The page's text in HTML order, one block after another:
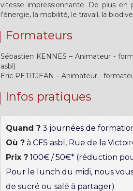
vitesse impressionnante. De plus en
l’énergie, la mobilité, le travail, la
Formateurs
Sébastien KENNES – Animateur -
asbl)
Eric PETITJEAN – Animateur -
Infos pratiques
Quand ? 3 journées de
Où ? à CFS asbl, Rue de la
Prix ? 100€ / 50€* (réduction
Pour le lunch du midi, nous
de sucré ou salé à partager)